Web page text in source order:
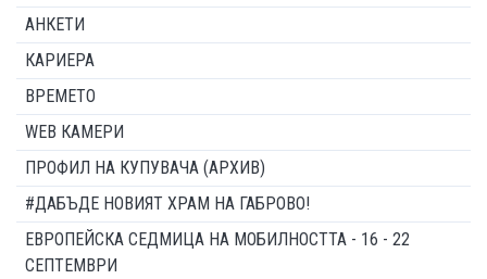
АНКЕТИ
КАРИЕРА
ВРЕМЕТО
WEB КАМЕРИ
ПРОФИЛ НА КУПУВАЧА (АРХИВ)
#ДАБЪДЕ НОВИЯТ ХРАМ НА ГАБРОВО!
ЕВРОПЕЙСКА СЕДМИЦА НА МОБИЛНОСТТА - 16 - 22
СЕПТЕМВРИ